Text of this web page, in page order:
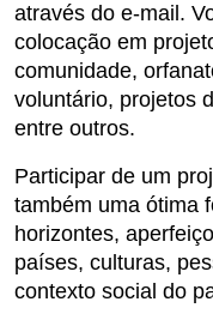
através do e-mail.
colocação em
comunidade,
voluntário, projetos
entre outros.
Participar de um
também uma ótima
horizontes,
países, culturas,
contexto social do